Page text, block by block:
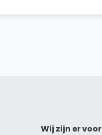
Wij zijn er voor